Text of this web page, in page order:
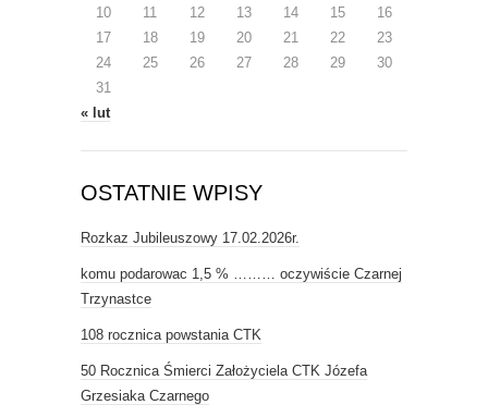
10
11 12 13 14 15
16
17
18 19 20 21 22
23
24
25 26 27 28 29
30
31
« lut
OSTATNIE WPISY
Rozkaz Jubileuszowy 17.02.2026r.
komu podarowac 1,5 % ……… oczywiście Czarnej
Trzynastce
108 rocznica powstania CTK
50 Rocznica Śmierci Założyciela CTK Józefa
Grzesiaka Czarnego